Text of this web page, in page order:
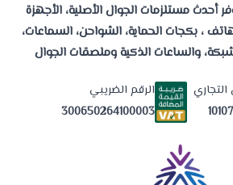
أحدث مستلزمات الجوال الأصلية، الأجهزة
، بكجات الحماية، الشواحن، السماعات،
والساعات الذكية وملصقات الجوال
الرقم الضريبي
300650264100003